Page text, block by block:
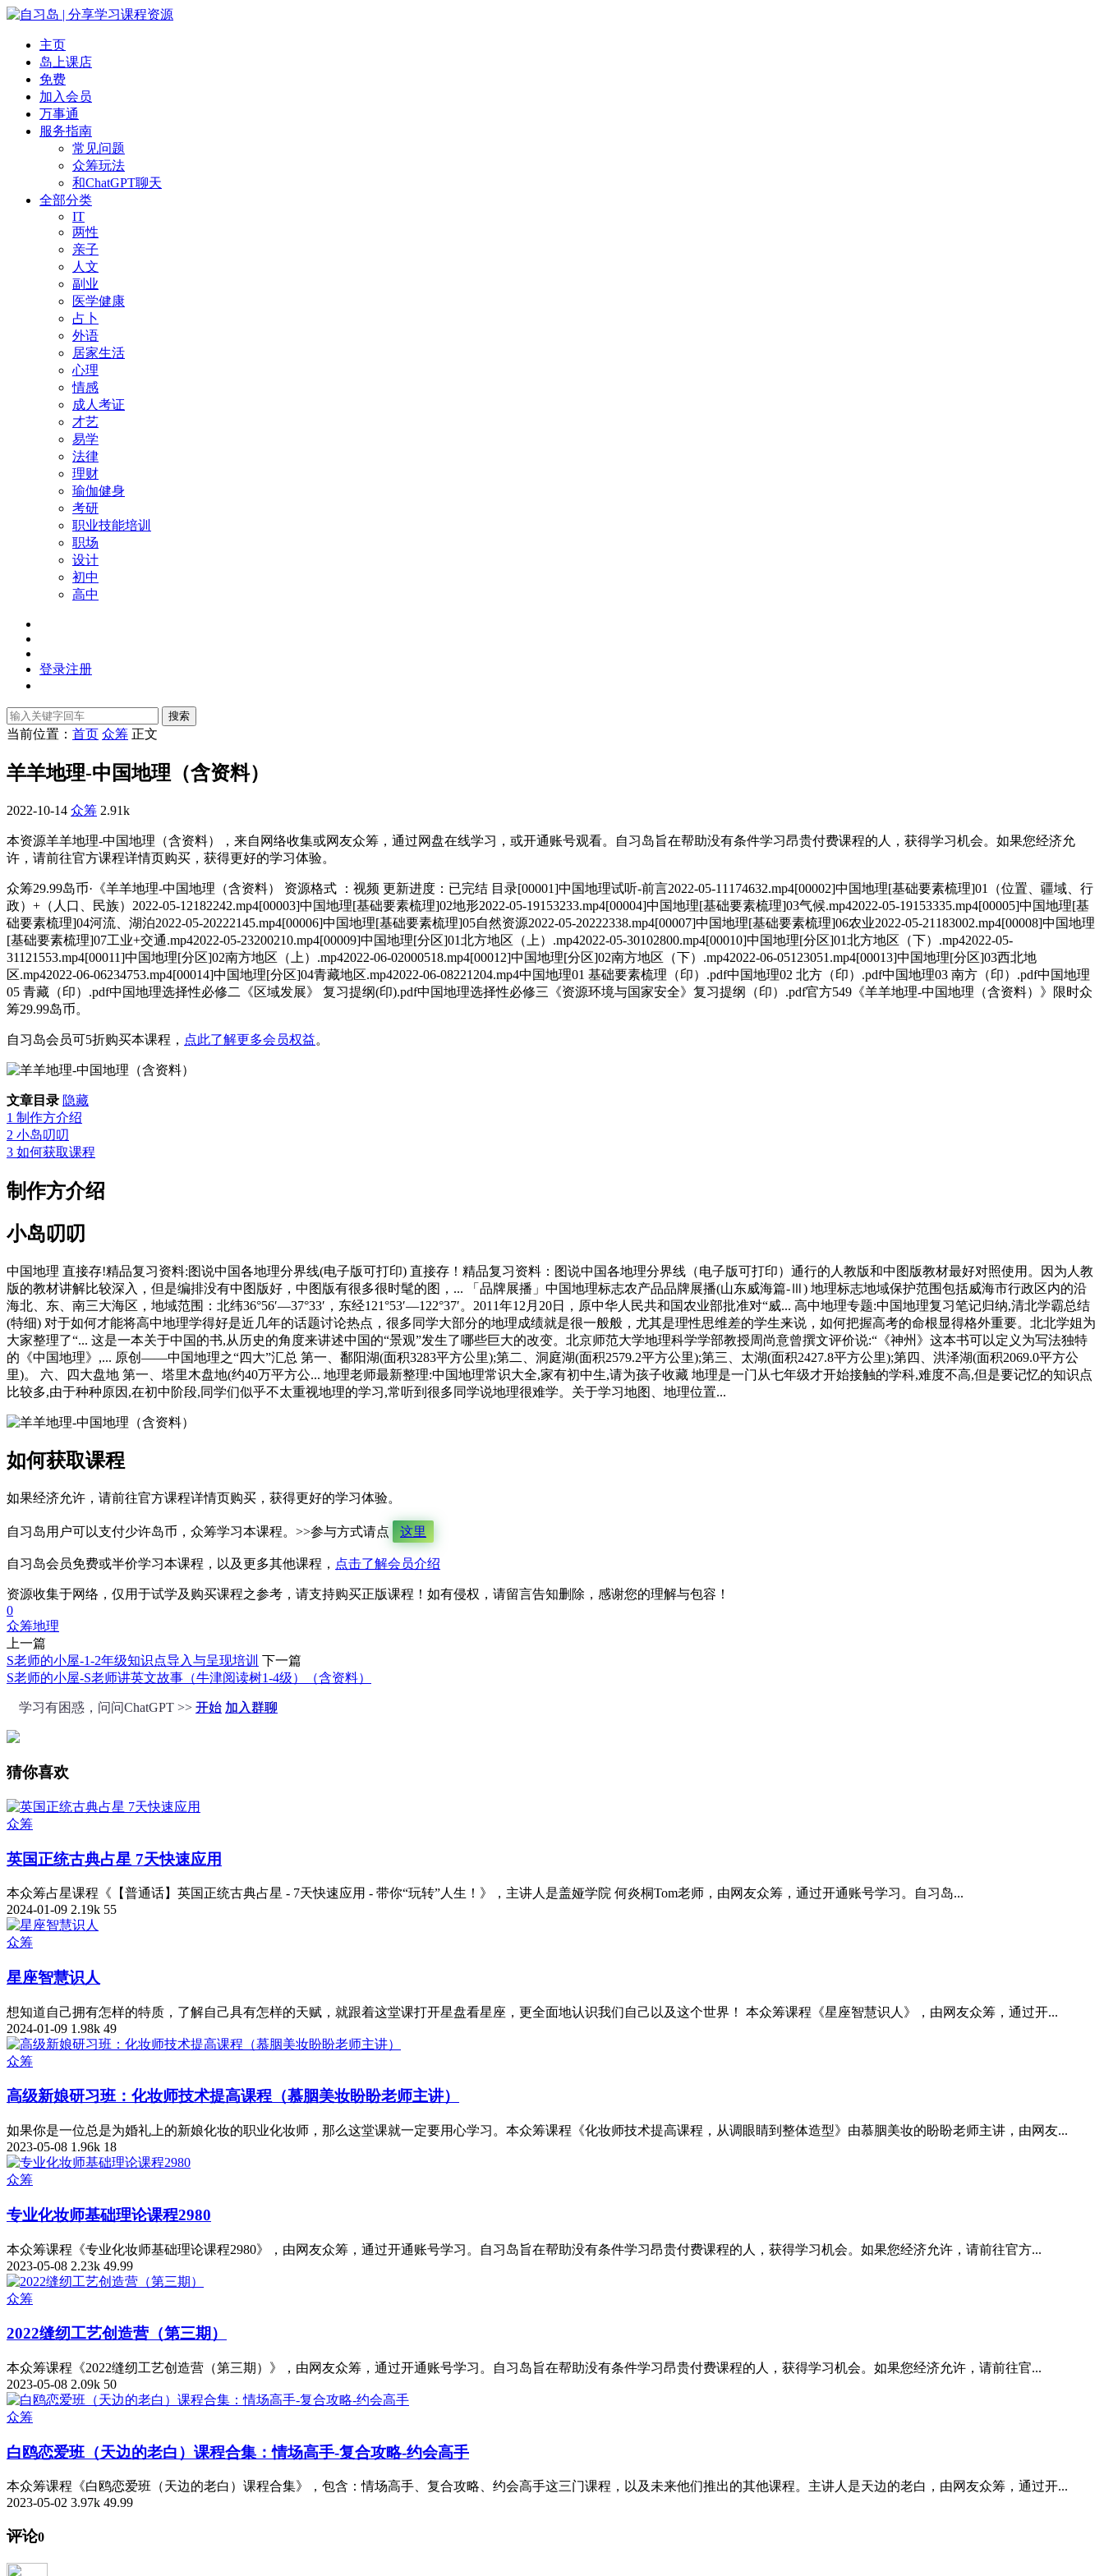
主页
岛上课店
免费
加入会员
万事通
服务指南
常见问题
众筹玩法
和ChatGPT聊天
全部分类
IT
两性
亲子
人文
副业
医学健康
占卜
外语
居家生活
心理
情感
成人考证
才艺
易学
法律
理财
瑜伽健身
考研
职业技能培训
职场
设计
初中
高中
登录注册
搜索
当前位置： 首页 众筹 正文
羊羊地理-中国地理（含资料）
2022-10-14 众筹 2.91k
本资源羊羊地理-中国地理（含资料），来自网络收集或网友众筹，通过网盘在线学习，或开通账号观看。自习岛旨在帮助没有条件学习昂贵付费课程的人，获得学习机会。如果您经济允
许，请前往官方课程详情页购买，获得更好的学习体验。
众筹29.99岛币·《羊羊地理-中国地理（含资料） 资源格式 ：视频 更新进度：已完结 目录[00001]中国地理试听-前言2022-05-11174632.mp4[00002]中国地理[基础要素梳理]01（位置、疆域、行
政）+（人口、民族）2022-05-12182242.mp4[00003]中国地理[基础要素梳理]02地形2022-05-19153233.mp4[00004]中国地理[基础要素梳理]03气候.mp42022-05-19153335.mp4[00005]中国地理[基
础要素梳理]04河流、湖泊2022-05-20222145.mp4[00006]中国地理[基础要素梳理]05自然资源2022-05-20222338.mp4[00007]中国地理[基础要素梳理]06农业2022-05-21183002.mp4[00008]中国地理
[基础要素梳理]07工业+交通.mp42022-05-23200210.mp4[00009]中国地理[分区]01北方地区（上）.mp42022-05-30102800.mp4[00010]中国地理[分区]01北方地区（下）.mp42022-05-
31121553.mp4[00011]中国地理[分区]02南方地区（上）.mp42022-06-02000518.mp4[00012]中国地理[分区]02南方地区（下）.mp42022-06-05123051.mp4[00013]中国地理[分区]03西北地
区.mp42022-06-06234753.mp4[00014]中国地理[分区]04青藏地区.mp42022-06-08221204.mp4中国地理01 基础要素梳理（印）.pdf中国地理02 北方（印）.pdf中国地理03 南方（印）.pdf中国地理
05 青藏（印）.pdf中国地理选择性必修二《区域发展》 复习提纲(印).pdf中国地理选择性必修三《资源环境与国家安全》复习提纲（印）.pdf官方549《羊羊地理-中国地理（含资料）》限时众
筹29.99岛币。
自习岛会员可5折购买本课程， 点此了解更多会员权益。
文章目录 隐藏
1 制作方介绍
2 小岛叨叨
3 如何获取课程
制作方介绍
小岛叨叨
中国地理 直接存!精品复习资料:图说中国各地理分界线(电子版可打印) 直接存！精品复习资料：图说中国各地理分界线（电子版可打印）通行的人教版和中图版教材最好对照使用。因为人教
版的教材讲解比较深入，但是编排没有中图版好，中图版有很多很时髦的图，... 「品牌展播」中国地理标志农产品品牌展播(山东威海篇-Ⅲ) 地理标志地域保护范围包括威海市行政区内的沿
海北、东、南三大海区，地域范围：北纬36°56′—37°33′，东经121°53′—122°37′。2011年12月20日，原中华人民共和国农业部批准对“威... 高中地理专题:中国地理复习笔记归纳,清北学霸总结
(特细) 对于如何才能将高中地理学得好是近几年的话题讨论热点，很多同学大部分的地理成绩就是很一般般，尤其是理性思维差的学生来说，如何把握高考的命根显得格外重要。北北学姐为
大家整理了“... 这是一本关于中国的书,从历史的角度来讲述中国的“景观”发生了哪些巨大的改变。北京师范大学地理科学学部教授周尚意曾撰文评价说:“《神州》这本书可以定义为写法独特
的《中国地理》,... 原创——中国地理之“四大”汇总 第一、鄱阳湖(面积3283平方公里);第二、洞庭湖(面积2579.2平方公里);第三、太湖(面积2427.8平方公里);第四、洪泽湖(面积2069.0平方公
里)。 六、四大盘地 第一、塔里木盘地(约40万平方公... 地理老师最新整理:中国地理常识大全,家有初中生,请为孩子收藏 地理是一门从七年级才开始接触的学科,难度不高,但是要记忆的知识点
比较多,由于种种原因,在初中阶段,同学们似乎不太重视地理的学习,常听到很多同学说地理很难学。关于学习地图、地理位置...
如何获取课程
如果经济允许，请前往官方课程详情页购买，获得更好的学习体验。
自习岛用户可以支付少许岛币，众筹学习本课程。>>参与方式请点 这里
自习岛会员免费或半价学习本课程，以及更多其他课程， 点击了解会员介绍
资源收集于网络，仅用于试学及购买课程之参考，请支持购买正版课程！如有侵权，请留言告知删除，感谢您的理解与包容！
0
众筹地理
上一篇
S老师的小屋-1-2年级知识点导入与呈现培训 下一篇
S老师的小屋-S老师讲英文故事（牛津阅读树1-4级）（含资料）
学习有困惑，问问ChatGPT >> 开始 加入群聊
猜你喜欢
众筹
英国正统古典占星 7天快速应用
本众筹占星课程《【普通话】英国正统古典占星 - 7天快速应用 - 带你“玩转”人生！》，主讲人是盖娅学院 何炎桐Tom老师，由网友众筹，通过开通账号学习。自习岛...
2024-01-09 2.19k 55
众筹
星座智慧识人
想知道自己拥有怎样的特质，了解自己具有怎样的天赋，就跟着这堂课打开星盘看星座，更全面地认识我们自己以及这个世界！ 本众筹课程《星座智慧识人》，由网友众筹，通过开...
2024-01-09 1.98k 49
众筹
高级新娘研习班：化妆师技术提高课程（慕胭美妆盼盼老师主讲）
如果你是一位总是为婚礼上的新娘化妆的职业化妆师，那么这堂课就一定要用心学习。本众筹课程《化妆师技术提高课程，从调眼睛到整体造型》由慕胭美妆的盼盼老师主讲，由网友...
2023-05-08 1.96k 18
众筹
专业化妆师基础理论课程2980
本众筹课程《专业化妆师基础理论课程2980》，由网友众筹，通过开通账号学习。自习岛旨在帮助没有条件学习昂贵付费课程的人，获得学习机会。如果您经济允许，请前往官方...
2023-05-08 2.23k 49.99
众筹
2022缝纫工艺创造营（第三期）
本众筹课程《2022缝纫工艺创造营（第三期）》，由网友众筹，通过开通账号学习。自习岛旨在帮助没有条件学习昂贵付费课程的人，获得学习机会。如果您经济允许，请前往官...
2023-05-08 2.09k 50
众筹
白鸥恋爱班（天边的老白）课程合集：情场高手-复合攻略-约会高手
本众筹课程《白鸥恋爱班（天边的老白）课程合集》，包含：情场高手、复合攻略、约会高手这三门课程，以及未来他们推出的其他课程。主讲人是天边的老白，由网友众筹，通过开...
2023-05-02 3.97k 49.99
评论0